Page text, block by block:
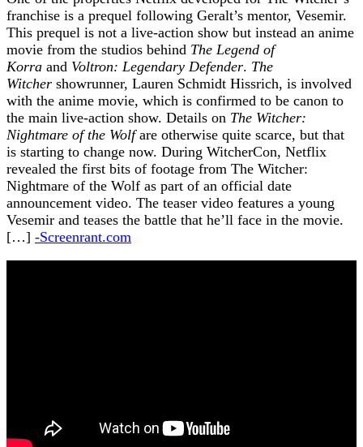
franchise is a prequel following Geralt’s mentor, Vesemir.
This prequel is not a live-action show but instead an anime
movie from the studios behind The Legend of
Korra and Voltron: Legendary Defender. The
Witcher showrunner, Lauren Schmidt Hissrich, is involved
with the anime movie, which is confirmed to be canon to
the main live-action show. Details on The Witcher:
Nightmare of the Wolfare otherwise quite scarce, but that
is starting to change now. During WitcherCon, Netflix
revealed the first bits of footage from The Witcher:
Nightmare of the Wolf as part of an official date
announcement video. The teaser video features a young
Vesemir and teases the battle that he’ll face in the movie.
[…] -Screenrant.com